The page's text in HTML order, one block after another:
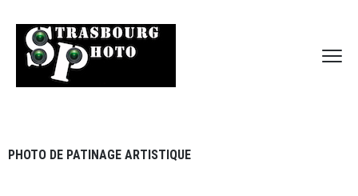
PHOTO DE PATINAGE ARTISTIQUE